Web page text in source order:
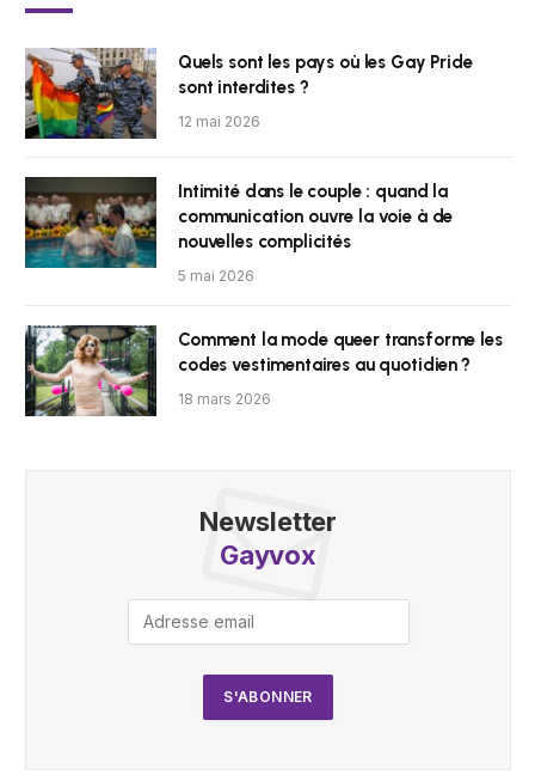
Quels sont les pays où les Gay Pride
sont interdites ?
12 mai 2026
Intimité dans le couple : quand la
communication ouvre la voie à de
nouvelles complicités
5 mai 2026
Comment la mode queer transforme les
codes vestimentaires au quotidien ?
18 mars 2026
Newsletter
Gayvox